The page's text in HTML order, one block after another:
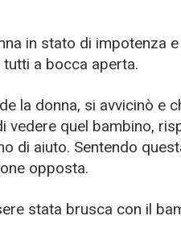
in stato di impotenza
a bocca aperta.
la donna, si avvicinò e
vedere quel bambino,
di aiuto. Sentendo
opposta.
stata brusca con il